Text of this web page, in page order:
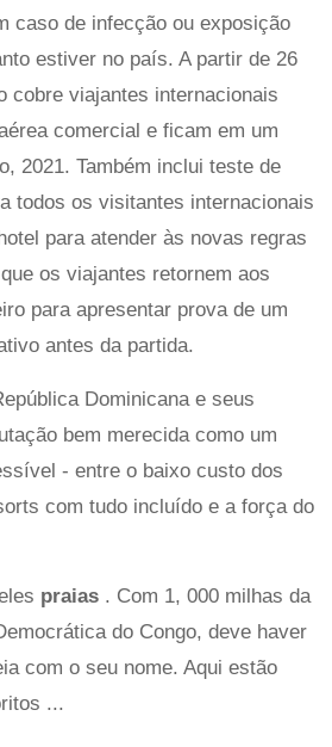
caso de infecção ou exposição
estiver no país. A partir de 26
cobre viajantes internacionais
comercial e ficam em um
2021. Também inclui teste de
todos os visitantes internacionais
para atender às novas regras
os viajantes retornem aos
para apresentar prova de um
antes da partida.
Dominicana e seus
bem merecida como um
- entre o baixo custo dos
com tudo incluído e a força do
praias . Com 1, 000 milhas da
do Congo, deve haver
com o seu nome. Aqui estão
...